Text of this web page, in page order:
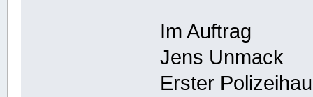
Im Auftrag
Jens Unmack
Erster